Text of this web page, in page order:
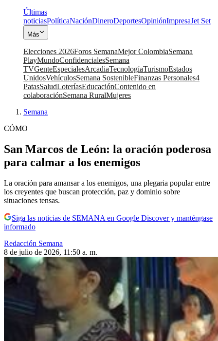
Últimas
noticiasPolíticaNaciónDineroDeportesOpiniónImpresaJet Set
Más
Elecciones 2026Foros SemanaMejor ColombiaSemana
PlayMundoConfidencialesSemana
TVGenteEspecialesArcadiaTecnologíaTurismoEstados
UnidosVehículosSemana SostenibleFinanzas Personales4
PatasSaludLoteríasEducaciónContenido en
colaboraciónSemana RuralMujeres
Semana
CÓMO
San Marcos de León: la oración poderosa
para calmar a los enemigos
La oración para amansar a los enemigos, una plegaria popular entre
los creyentes que buscan protección, paz y dominio sobre
situaciones tensas.
Siga las noticias de SEMANA en Google Discover y manténgase
informado
Redacción Semana
8 de julio de 2026, 11:50 a. m.